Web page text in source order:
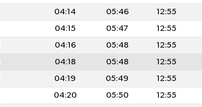
04:14 05:46 12:55
04:15 05:47 12:55
04:16 05:48 12:55
04:18 05:48 12:55
04:19 05:49 12:55
04:20 05:50 12:55